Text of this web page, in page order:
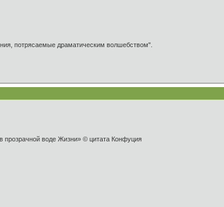
потрясаемые драматическим волшебством".
прозрачной воде Жизни» © цитата Конфуция